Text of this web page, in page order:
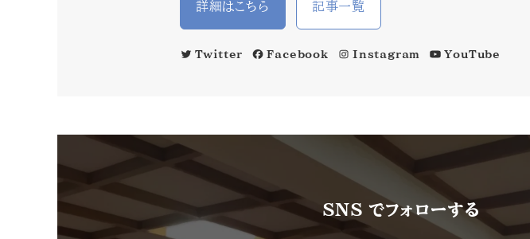
詳細はこちら 記事一覧
Twitter Facebook Instagram YouTube
SNS でフォローする